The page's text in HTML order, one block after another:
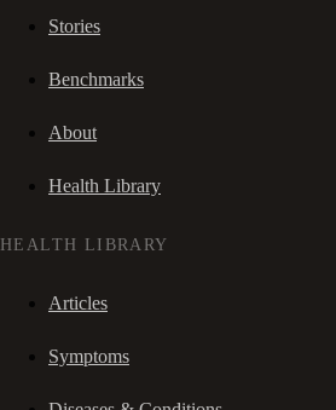
Stories
Benchmarks
About
Health Library
HEALTH LIBRARY
Articles
Symptoms